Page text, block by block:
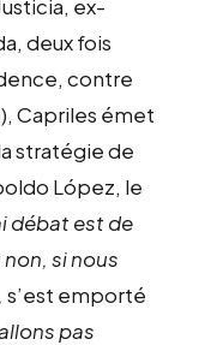
ex-
deux fois
contre
Capriles émet
stratégie de
López, le
débat est de
si nous
s’est emporté
pas